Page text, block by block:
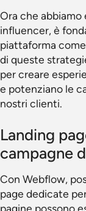
Ora che abbiamo
influencer, è
piattaforma
di queste
per creare
e potenziano le
nostri clienti.
Landing
campagne
Con Webflow,
page dedicate
pagine possono